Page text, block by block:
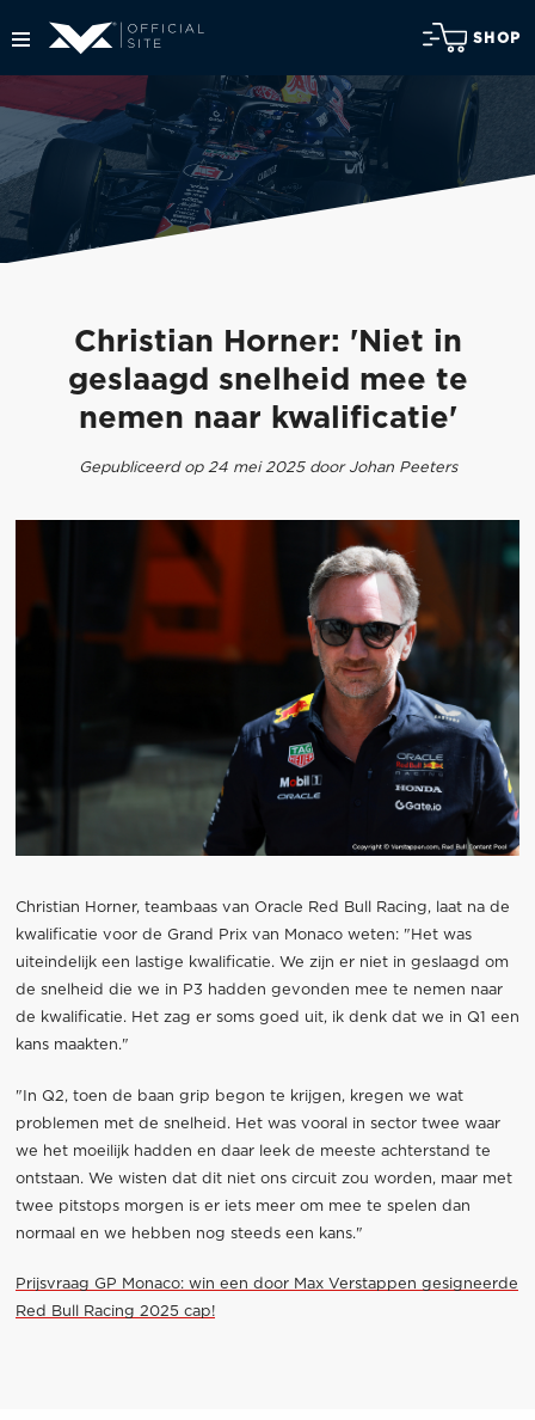
SHOP
Christian Horner: 'Niet in
geslaagd snelheid mee te
nemen naar kwalificatie'
Gepubliceerd op 24 mei 2025 door Johan Peeters
Christian Horner, teambaas van Oracle Red Bull Racing, laat na de
kwalificatie voor de Grand Prix van Monaco weten: "Het was
uiteindelijk een lastige kwalificatie. We zijn er niet in geslaagd om
de snelheid die we in P3 hadden gevonden mee te nemen naar
de kwalificatie. Het zag er soms goed uit, ik denk dat we in Q1 een
kans maakten."
"In Q2, toen de baan grip begon te krijgen, kregen we wat
problemen met de snelheid. Het was vooral in sector twee waar
we het moeilijk hadden en daar leek de meeste achterstand te
ontstaan. We wisten dat dit niet ons circuit zou worden, maar met
twee pitstops morgen is er iets meer om mee te spelen dan
normaal en we hebben nog steeds een kans."
Prijsvraag GP Monaco: win een door Max Verstappen gesigneerde
Red Bull Racing 2025 cap!